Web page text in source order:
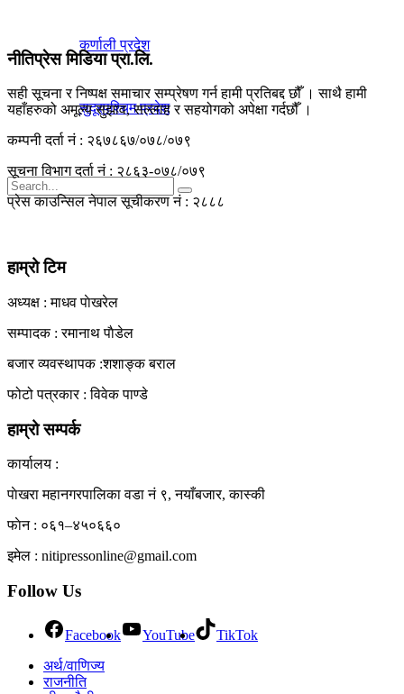
कर्णाली प्रदेश
सुदूरपश्चिम प्रदेश
View All Result
नीतिप्रेस मिडिया प्रा.लि.
सही सूचना र निष्पक्ष समाचार सम्प्रेषण गर्न हामी प्रतिबद्द छौँ । साथै हामी
यहाँहरुको अमूल्य सुझाव, सल्लाह र सहयोगको अपेक्षा गर्दछौँ ।
कम्पनी दर्ता नं : २६७८६७/०७८/०७९
सूचना विभाग दर्ता नं : २८६३-०७८/०७९
प्रेस काउन्सिल नेपाल सूचीकरण नं : २८८८
हाम्रो टिम
अध्यक्ष : माधव पाेखरेल
सम्पादक : रमानाथ पाैडेल
बजार व्यवस्थापक :शशाङ्क बराल
फोटो पत्रकार : विवेक पाण्डे
हाम्रो सम्पर्क
कार्यालय :
पाेखरा महानगरपालिका वडा नं ९, नयाँबजार, कास्की
फाेन : ०६१–४५०६६०
इमेल : nitipressonline@gmail.com
Follow Us
Facebook YouTube
TikTok
अर्थ/वाणिज्य
राजनीति